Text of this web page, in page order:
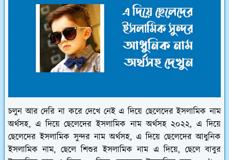
চলুন আর দেরি না করে দেখে নেই এ দিয়ে ছেলেদের ইসলামিক নাম
অর্থসহ, এ দিয়ে ছেলেদের ইসলামিক নাম অর্থসহ ২০২২, এ দিয়ে
ছেলেদের ইসলামিক সুন্দর নাম অর্থসহ, এ দিয়ে ছেলেদের আধুনিক
ইসলামিক নাম, ছেলে শিশুর ইসলামিক নাম এ দিয়ে, ছেলে বাবুর